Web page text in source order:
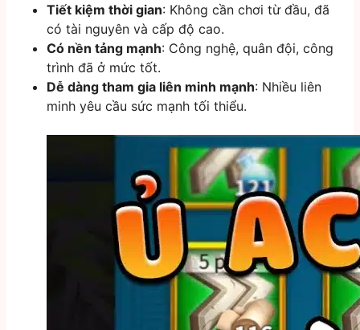
Tiết kiệm thời gian: Không cần chơi từ đầu, đã
có tài nguyên và cấp độ cao.
Có nền tảng mạnh: Công nghệ, quân đội, công
trình đã ở mức tốt.
Dễ dàng tham gia liên minh mạnh: Nhiều liên
minh yêu cầu sức mạnh tối thiểu.